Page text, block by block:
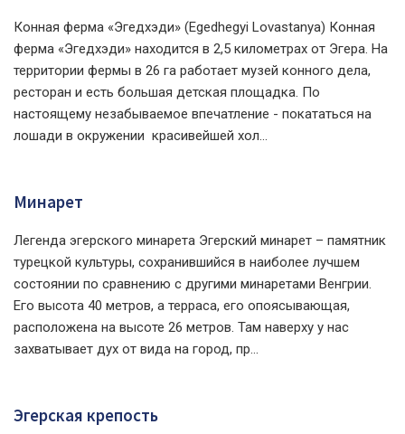
Конная ферма «Эгедхэди» (Egedhegyi Lovastanya) Конная
ферма «Эгедхэди» находится в 2,5 километрах от Эгера. На
территории фермы в 26 га работает музей конного дела,
ресторан и есть большая детская площадка. По
настоящему незабываемое впечатление - покататься на
лошади в окружении красивейшей хол...
Минарет
Легенда эгерского минарета Эгерский минарет – памятник
турецкой культуры, сохранившийся в наиболее лучшем
состоянии по сравнению с другими минаретами Венгрии.
Его высота 40 метров, а терраса, его опоясывающая,
расположена на высоте 26 метров. Там наверху у нас
захватывает дух от вида на город, пр...
Эгерская крепость